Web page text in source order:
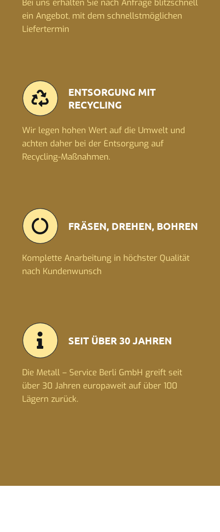
Bei uns erhalten Sie nach Anfrage blitzschnell
ein Angebot, mit dem schnellstmöglichen
Liefertermin
ENTSORGUNG MIT
RECYCLING
Wir legen hohen Wert auf die Umwelt und
achten daher bei der Entsorgung auf
Recycling-Maßnahmen.
FRÄSEN, DREHEN, BOHREN
Komplette Anarbeitung in höchster Qualität
nach Kundenwunsch
SEIT ÜBER 30 JAHREN
Die Metall – Service Berli GmbH greift seit
über 30 Jahren europaweit auf über 100
Lägern zurück.